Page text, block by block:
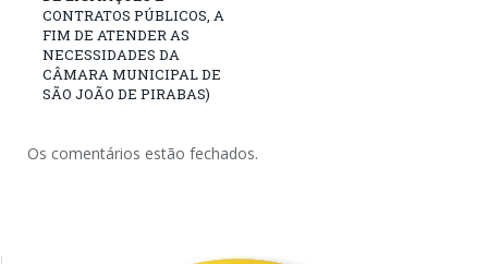
CONTRATOS PÚBLICOS, A
FIM DE ATENDER AS
NECESSIDADES DA
CÂMARA MUNICIPAL DE
SÃO JOÃO DE PIRABAS)
Os comentários estão fechados.